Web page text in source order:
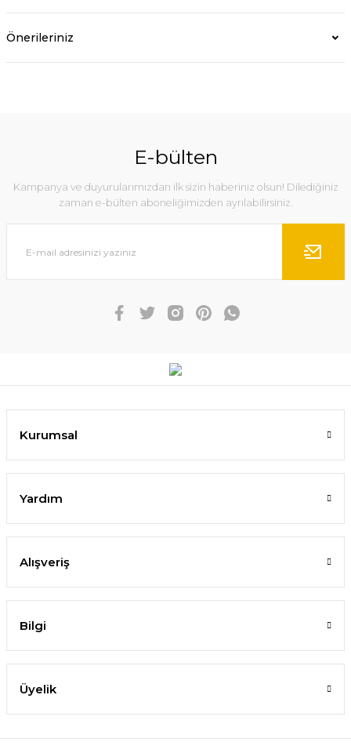
Önerileriniz
E-bülten
Kampanya ve duyurularımızdan ilk sizin haberiniz olsun! Dilediğiniz
zaman e-bülten aboneliğimizden ayrılabilirsiniz.
Kurumsal
Yardım
Alışveriş
Bilgi
Üyelik